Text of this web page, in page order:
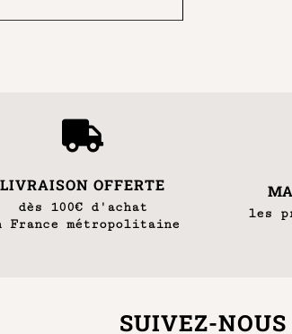

LIVRAISON OFFERTE
dès 100€ d'achat
France métropolitaine
les
SUIVEZ-NOUS